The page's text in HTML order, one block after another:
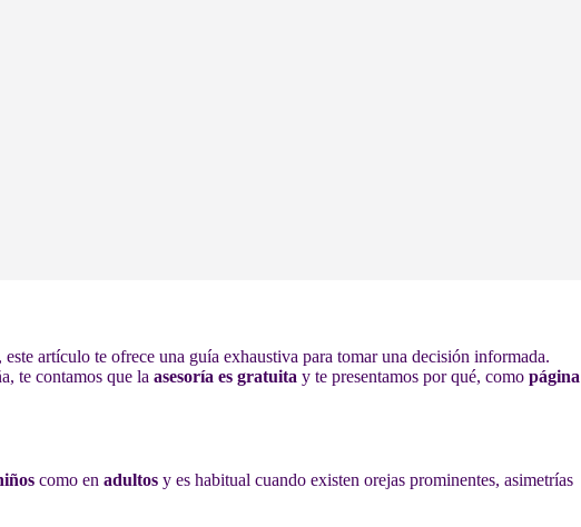
, este artículo te ofrece una guía exhaustiva para tomar una decisión informada.
te contamos que la asesoría es gratuita y te presentamos por qué, como página
como en adultos y es habitual cuando existen orejas prominentes, asimetrías